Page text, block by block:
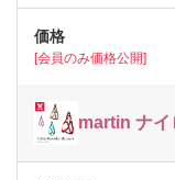
[会員のみ価格公開]
martin ナイ